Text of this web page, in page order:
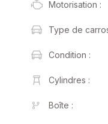
Motorisation :
Type de
Condition :
Cylindres :
Boîte :